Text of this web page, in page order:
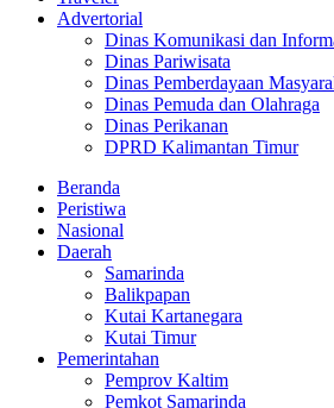
Advertorial
Dinas Komunikasi dan
Dinas Pariwisata
Dinas Pemberdayaan
Dinas Pemuda dan Olahraga
Dinas Perikanan
DPRD Kalimantan Timur
Beranda
Peristiwa
Nasional
Daerah
Samarinda
Balikpapan
Kutai Kartanegara
Kutai Timur
Pemerintahan
Pemprov Kaltim
Pemkot Samarinda